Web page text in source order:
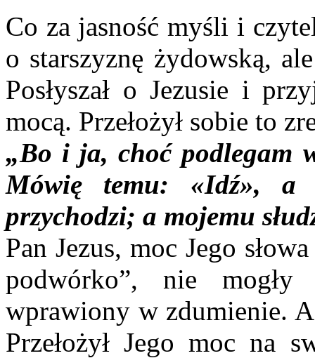
Co za jasność myśli i
o starszyznę żydowską,
Posłyszał o Jezusie i
mocą. Przełożył sobie to
„Bo i ja, choć podlegam
Mówię temu: «Idź», a
przychodzi; a mojemu
Pan Jezus, moc Jego
podwórko”, nie mogły
wprawiony w zdumienie.
Przełożył Jego moc na